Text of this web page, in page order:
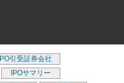
IPO引受証券会社
IPOサマリー